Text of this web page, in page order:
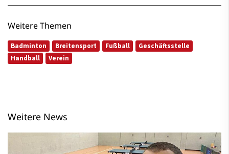
Weitere Themen
Badminton Breitensport Fußball
Geschäftsstelle
Handball
Verein
Weitere News